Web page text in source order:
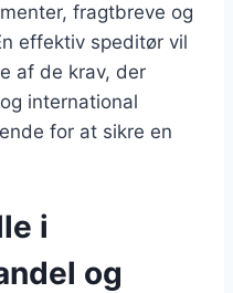
fragtbreve og
effektiv speditør vil
af de krav, der
international
for at sikre en
i
og